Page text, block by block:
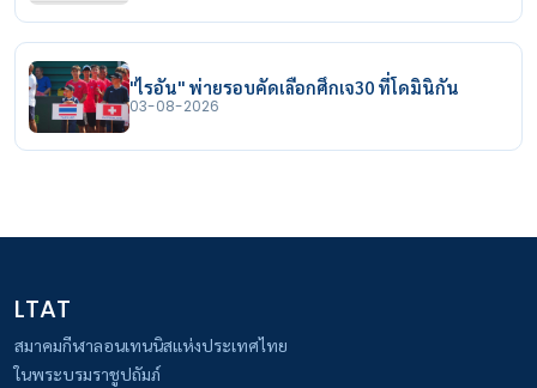
"ไรอัน" พ่ายรอบคัดเลือกศึกเจ30 ที่โดมินิกัน
03-08-2026
LTAT
สมาคมกีฬาลอนเทนนิสแห่งประเทศไทย
ในพระบรมราชูปถัมภ์